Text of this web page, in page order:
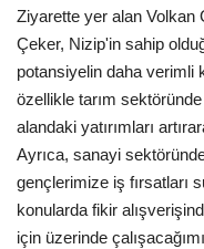
Ziyarette yer alan Volkan
Çeker, Nizip'in sahip
potansiyelin daha verimli
özellikle tarım
alandaki yatırımları
Ayrıca, sanayi
gençlerimize iş fırsatları
konularda fikir
için üzerinde